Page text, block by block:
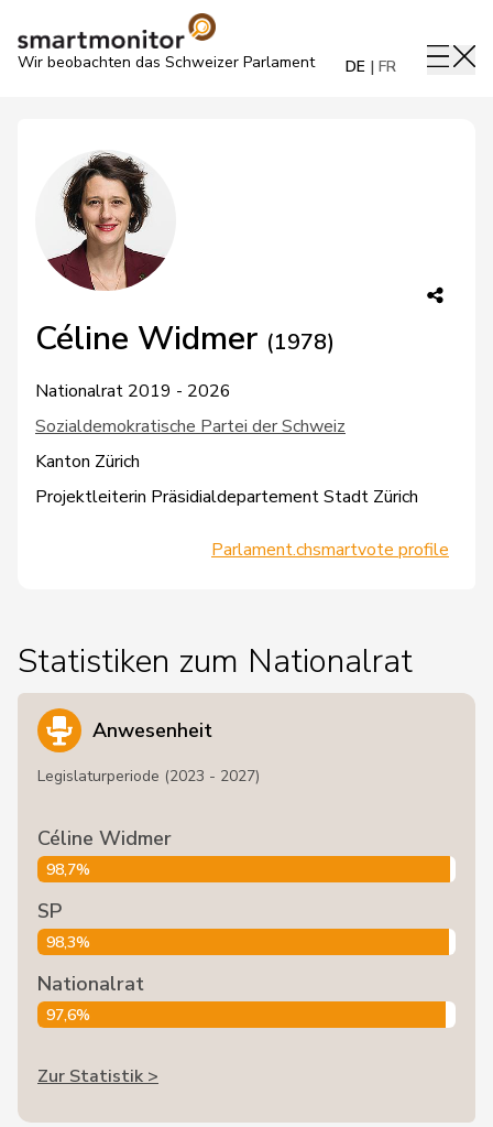
Wir beobachten das Schweizer Parlament DE FR
Céline Widmer (1978)
Nationalrat 2019 - 2026
Sozialdemokratische Partei der Schweiz
Kanton Zürich
Projektleiterin Präsidialdepartement Stadt Zürich
Parlament.chsmartvote profile
Statistiken zum Nationalrat
Anwesenheit
Legislaturperiode (2023 - 2027)
Céline Widmer
98,7%
SP
98,3%
Nationalrat
97,6%
Zur Statistik >